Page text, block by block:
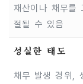
재산이나 채무를
절될 수 있음
성실한 태도
채무 발생 경위,